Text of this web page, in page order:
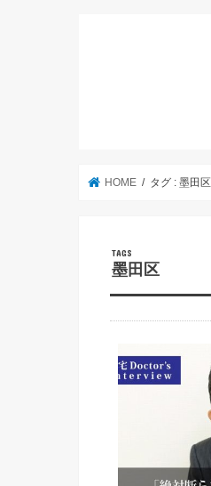
HOME タグ : 墨田区
墨田区